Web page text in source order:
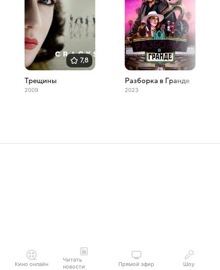
7,8
Трещины
2009
Разборка в Гранде
2023
Кино онлайн
Читать
новости
Прямой эфир Шоу